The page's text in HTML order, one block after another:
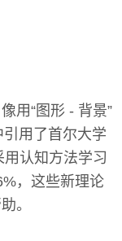
用“图形 - 背景”
引用了首尔大学
认知方法学习
，这些新理论
。